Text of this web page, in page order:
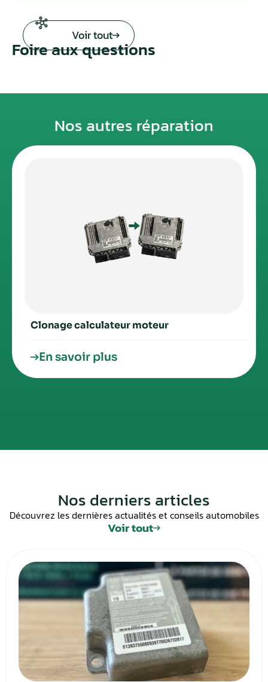
Voir tout
Foire aux questions
Nos autres réparation
Clonage calculateur moteur
En savoir plus
Nos derniers articles
Découvrez les dernières actualités et conseils automobiles
Voir tout